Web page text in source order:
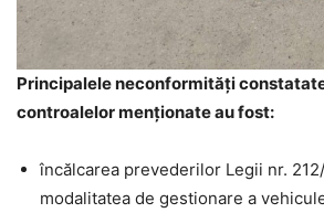
Principalele neconformități
controalelor menționate au fost:
încălcarea prevederilor Legii nr.
modalitatea de gestionare a